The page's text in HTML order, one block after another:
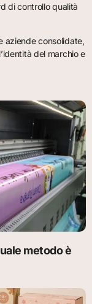
di controllo qualità
aziende consolidate,
del marchio e
metodo è